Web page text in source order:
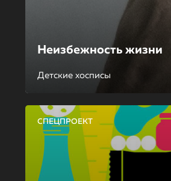
Неизбежность жизни
Детские хосписы
СПЕЦПРОЕКТ